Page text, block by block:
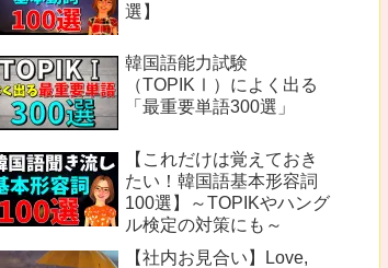
選】
韓国語能力試験
（TOPIKⅠ）によく出る
「最重要単語300選」
【これだけは覚えておき
たい！韓国語基本形容詞
100選】～TOPIKやハング
ル検定の対策にも～
【社内お見合い】Love,